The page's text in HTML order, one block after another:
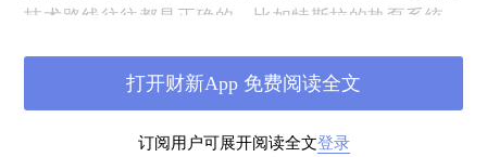
技术路线往往都是正确的，比如特斯拉的热泵系统，
当然正像所有取得成功的人一样，他对自己的梦想有
一种几乎病态的执着。早在零几年的时候，他就把火
星当成了自己的梦想，一直坚持到今天，算是“不忘初
订阅用户可展开阅读全文登录
打开财新App 免费阅读全文